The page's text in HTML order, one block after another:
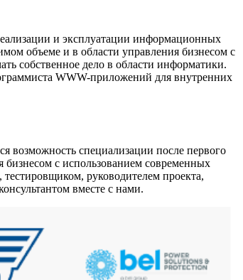
и эксплуатации информационных
объеме и в области управления бизнесом с
собственное дело в области информатики.
WWW-приложений для внутренних
возможность специализации после первого
с использованием современных
руководителем проекта,
вместе с нами.